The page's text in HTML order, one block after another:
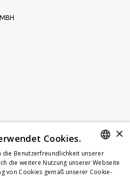
GERMAN
×
Cookies.
die Benutzerfreundlichkeit unserer
die weitere Nutzung unserer Webseite
von Cookies gemäß unserer Cookie-